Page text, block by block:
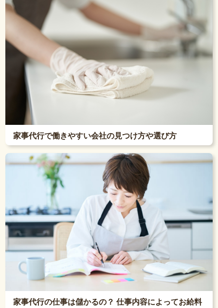
家事代行で働きやすい会社の見つけ方や選び方
家事代行の仕事は儲かるの？ 仕事内容によってお給料